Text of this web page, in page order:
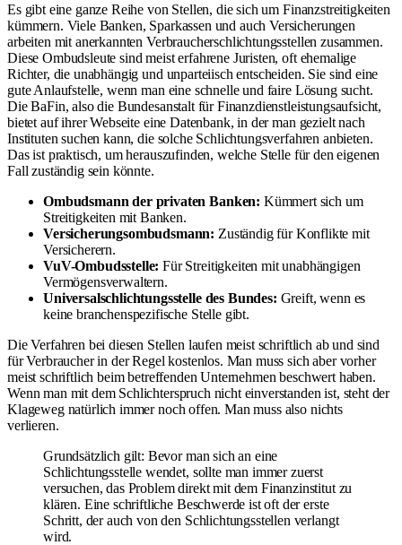
Es gibt eine ganze Reihe von Stellen, die sich um Finanzstreitigkeiten
kümmern. Viele Banken, Sparkassen und auch Versicherungen
arbeiten mit anerkannten Verbraucherschlichtungsstellen zusammen.
Diese Ombudsleute sind meist erfahrene Juristen, oft ehemalige
Richter, die unabhängig und unparteiisch entscheiden. Sie sind eine
gute Anlaufstelle, wenn man eine schnelle und faire Lösung sucht.
Die BaFin, also die Bundesanstalt für Finanzdienstleistungsaufsicht,
bietet auf ihrer Webseite eine Datenbank, in der man gezielt nach
Instituten suchen kann, die solche Schlichtungsverfahren anbieten.
Das ist praktisch, um herauszufinden, welche Stelle für den eigenen
Fall zuständig sein könnte.
Ombudsmann der privaten Banken: Kümmert sich um
Streitigkeiten mit Banken.
Versicherungsombudsmann: Zuständig für Konflikte mit
Versicherern.
VuV-Ombudsstelle: Für Streitigkeiten mit unabhängigen
Vermögensverwaltern.
Universalschlichtungsstelle des Bundes: Greift, wenn es
keine branchenspezifische Stelle gibt.
Die Verfahren bei diesen Stellen laufen meist schriftlich ab und sind
für Verbraucher in der Regel kostenlos. Man muss sich aber vorher
meist schriftlich beim betreffenden Unternehmen beschwert haben.
Wenn man mit dem Schlichterspruch nicht einverstanden ist, steht der
Klageweg natürlich immer noch offen. Man muss also nichts
verlieren.
Grundsätzlich gilt: Bevor man sich an eine
Schlichtungsstelle wendet, sollte man immer zuerst
versuchen, das Problem direkt mit dem Finanzinstitut zu
klären. Eine schriftliche Beschwerde ist oft der erste
Schritt, der auch von den Schlichtungsstellen verlangt
wird.